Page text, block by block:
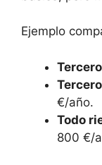
Ejemplo
€/año.
Todo
800 €/